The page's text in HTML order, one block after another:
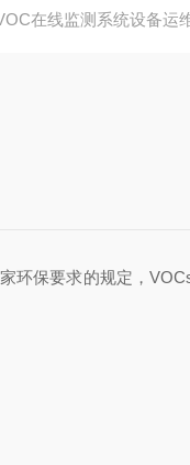
在线监测系统设备运
环保要求的规定，